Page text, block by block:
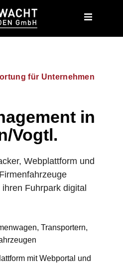
für Unternehmen
in
Vogtl.
Webplattform und
Fuhrpark digital
Transportern,
mit Webportal und